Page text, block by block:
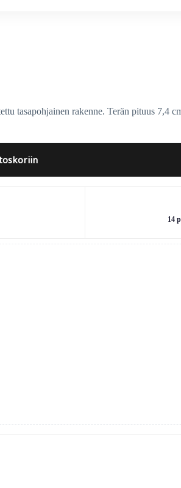
tasapohjainen rakenne. Terän pituus 7,4
14